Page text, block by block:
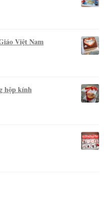
Việt Nam
hộp kính